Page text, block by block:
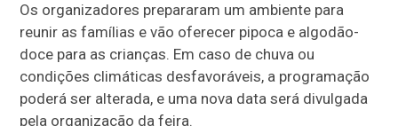
Os organizadores prepararam um ambiente para
reunir as famílias e vão oferecer pipoca e algodão-
doce para as crianças. Em caso de chuva ou
condições climáticas desfavoráveis, a programação
poderá ser alterada, e uma nova data será divulgada
pela organização da feira.